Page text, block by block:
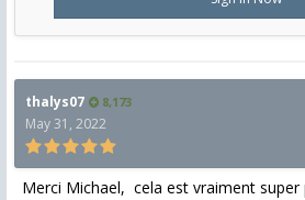
thalys07 8,173
May 31, 2022
Merci Michael, cela est vraiment super